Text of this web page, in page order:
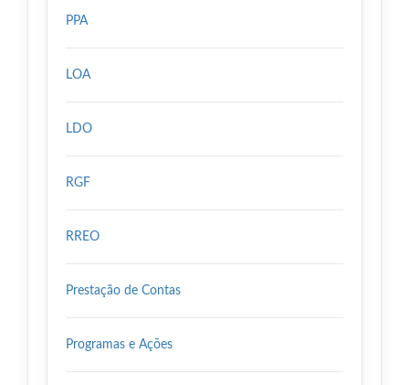
PPA
LOA
LDO
RGF
RREO
Prestação de Contas
Programas e Ações